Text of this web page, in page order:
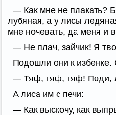
— Как мне не плакать?
лубяная, а у лисы
мне ночевать, да меня и
— Не плач, зайчик! Я
Подошли они к избенке.
— Тяф, тяф, тяф! Поди,
А лиса им с печи:
— Как выскочу, как